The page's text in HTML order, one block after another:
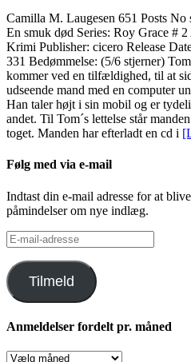
Camilla M. Laugesen 651 Posts No
En smuk død Series: Roy Grace #
Krimi Publisher: cicero Release
331 Bedømmelse: (5/6 stjerner)
kommer ved en tilfældighed, til at
udseende mand med en computer
Han taler højt i sin mobil og er
andet. Til Tom´s lettelse står
toget. Manden har efterladt en cd i
Følg med via e-mail
Indtast din e-mail adresse for at
påmindelser om nye indlæg.
E-
mail-
adresse
Tilmeld
Anmeldelser fordelt pr. måned
Anmeldelser